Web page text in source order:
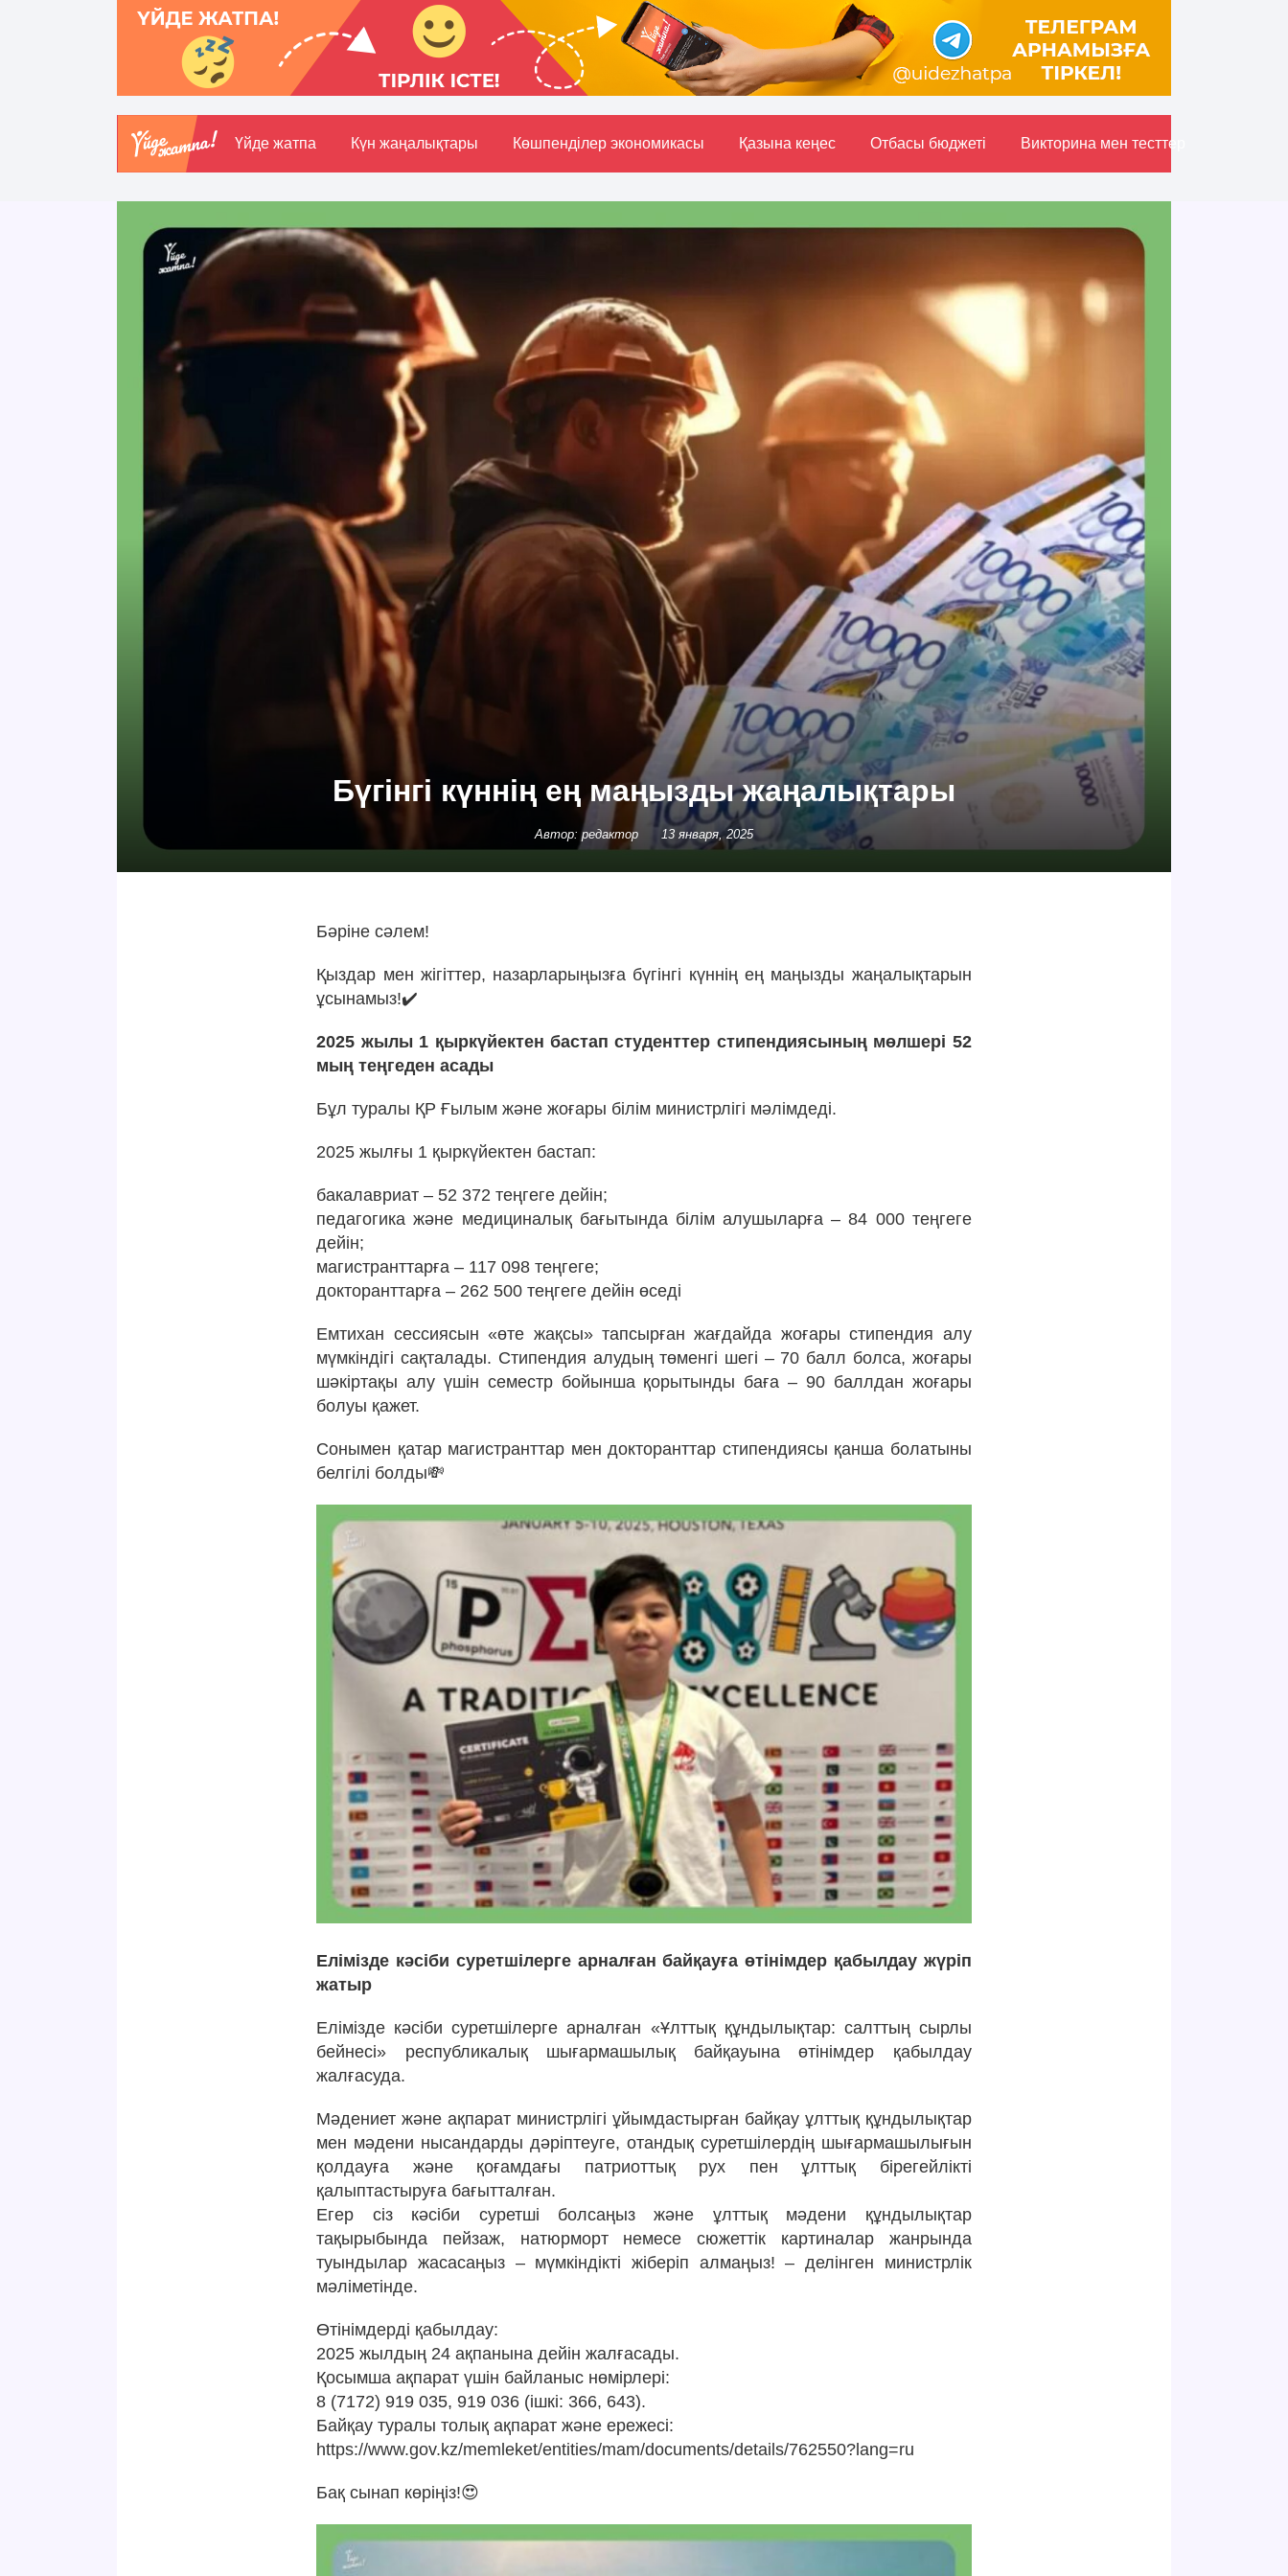
Үйде жатпа Күн жаңалықтары Көшпенділер экономикасы Қазына кеңес Отбасы бюджетi Викторина мен тесттер
Бүгінгі күннің ең маңызды жаңалықтары
Автор: редактор 13 января, 2025
Бәріне сәлем!
Қыздар мен жігіттер, назарларыңызға бүгінгі күннің ең маңызды жаңалықтарын
ұсынамыз!✔️
2025 жылы 1 қыркүйектен бастап студенттер стипендиясының мөлшері 52
мың теңгеден асады
Бұл туралы ҚР Ғылым және жоғары білім министрлігі мәлімдеді.
2025 жылғы 1 қыркүйектен бастап:
бакалавриат – 52 372 теңгеге дейін;
педагогика және медициналық бағытында білім алушыларға – 84 000 теңгеге
дейін;
магистранттарға – 117 098 теңгеге;
докторанттарға – 262 500 теңгеге дейін өседі
Емтихан сессиясын «өте жақсы» тапсырған жағдайда жоғары стипендия алу
мүмкіндігі сақталады. Стипендия алудың төменгі шегі – 70 балл болса, жоғары
шәкіртақы алу үшін семестр бойынша қорытынды баға – 90 баллдан жоғары
болуы қажет.
Сонымен қатар магистранттар мен докторанттар стипендиясы қанша болатыны
белгілі болды💸
Елімізде кәсіби суретшілерге арналған байқауға өтінімдер қабылдау жүріп
жатыр
Елімізде кәсіби суретшілерге арналған «Ұлттық құндылықтар: салттың сырлы
бейнесі» республикалық шығармашылық байқауына өтінімдер қабылдау
жалғасуда.
Мәдениет және ақпарат министрлігі ұйымдастырған байқау ұлттық құндылықтар
мен мәдени нысандарды дәріптеуге, отандық суретшілердің шығармашылығын
қолдауға және қоғамдағы патриоттық рух пен ұлттық бірегейлікті
қалыптастыруға бағытталған.
Егер сіз кәсіби суретші болсаңыз және ұлттық мәдени құндылықтар
тақырыбында пейзаж, натюрморт немесе сюжеттік картиналар жанрында
туындылар жасасаңыз – мүмкіндікті жіберіп алмаңыз! – делінген министрлік
мәліметінде.
Өтінімдерді қабылдау:
2025 жылдың 24 ақпанына дейін жалғасады.
Қосымша ақпарат үшін байланыс нөмірлері:
8 (7172) 919 035, 919 036 (ішкі: 366, 643).
Байқау туралы толық ақпарат және ережесі:
https://www.gov.kz/memleket/entities/mam/documents/details/762550?lang=ru
Бақ сынап көріңіз!😍